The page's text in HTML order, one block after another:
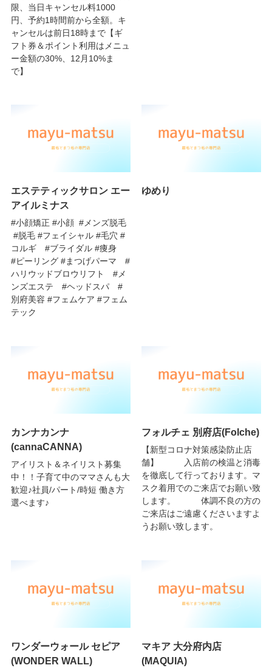
限、当日キャンセル料1000
円、予約1時間前から全額。キ
ャンセルは前日18時まで【ギ
フト券＆ポイント利用はメニュ
ー金額の30%、12月10%ま
で】
エステティックサロン エー
アイルミナス
#小顔矯正 #小顔 #メンズ脱毛
#脱毛 #フェイシャル #毛穴 #
コルギ #ブライダル #痩身
#ピーリング #まつげパーマ #
ハリウッドブロウリフト #メ
ンズエステ #ヘッドスパ #
別府美容 #フェムケア #フェム
テック
ゆめり
カンナカンナ
(cannaCANNA)
アイリスト＆ネイリスト募集
中！！子育て中のママさんも大
歓迎♪社員/パート/時短 働き方
選べます♪
フォルチェ 別府店(Folche)
【新型コロナ対策感染防止店
舗】 入店前の検温と消毒
を徹底して行っております。マ
スク着用でのご来店でお願い致
します。 体調不良の方の
ご来店はご遠慮くださいますよ
うお願い致します。
ワンダーウォール セピア
(WONDER WALL)
マキア 大分府内店
(MAQUIA)